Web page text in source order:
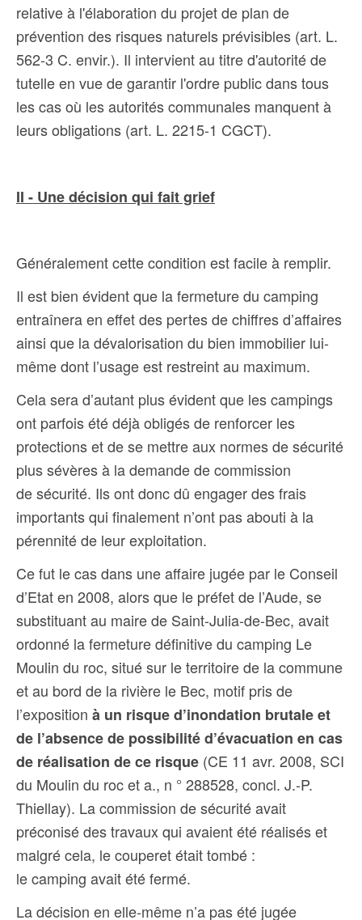
relative à l'élaboration du projet de plan de
prévention des risques naturels prévisibles (art. L.
562-3 C. envir.). Il intervient au titre d'autorité de
tutelle en vue de garantir l'ordre public dans tous
les cas où les autorités communales manquent à
leurs obligations (art. L. 2215-1 CGCT).
II - Une décision qui fait grief
Généralement cette condition est facile à remplir.
Il est bien évident que la fermeture du camping
entraînera en effet des pertes de chiffres d’affaires
ainsi que la dévalorisation du bien immobilier lui-
même dont l’usage est restreint au maximum.
Cela sera d’autant plus évident que les campings
ont parfois été déjà obligés de renforcer les
protections et de se mettre aux normes de sécurité
plus sévères à la demande de commission
de sécurité. Ils ont donc dû engager des frais
importants qui finalement n’ont pas abouti à la
pérennité de leur exploitation.
Ce fut le cas dans une affaire jugée par le Conseil
d’Etat en 2008, alors que le préfet de l’Aude, se
substituant au maire de Saint-Julia-de-Bec, avait
ordonné la fermeture définitive du camping Le
Moulin du roc, situé sur le territoire de la commune
et au bord de la rivière le Bec, motif pris de
l’exposition à un risque d’inondation brutale et
de l’absence de possibilité d’évacuation en cas
de réalisation de ce risque (CE 11 avr. 2008, SCI
du Moulin du roc et a., n ° 288528, concl. J.-P.
Thiellay). La commission de sécurité avait
préconisé des travaux qui avaient été réalisés et
malgré cela, le couperet était tombé :
le camping avait été fermé.
La décision en elle-même n’a pas été jugée